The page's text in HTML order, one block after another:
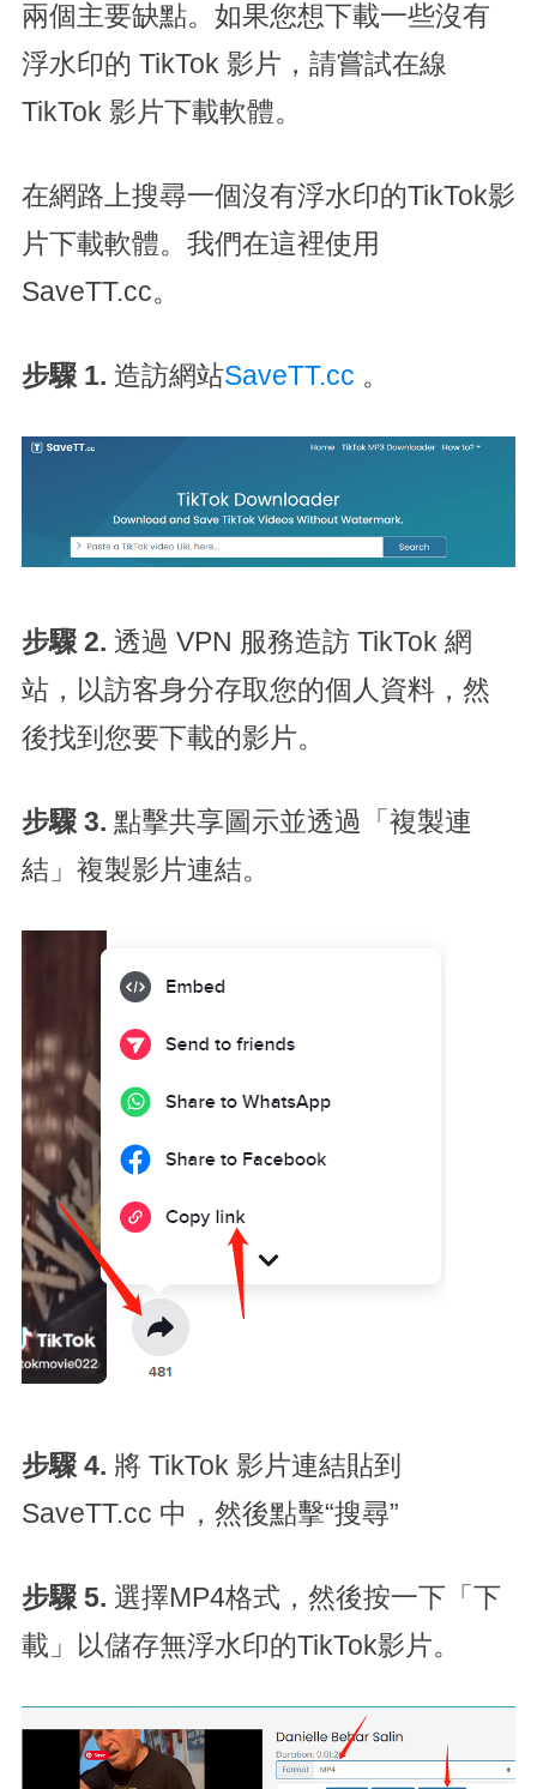
兩個主要缺點。如果您想下載一些沒有
浮水印的 TikTok 影片，請嘗試在線
TikTok 影片下載軟體。
在網路上搜尋一個沒有浮水印的TikTok影
片下載軟體。我們在這裡使用
SaveTT.cc。
步驟 1. 造訪網站SaveTT.cc 。
步驟 2. 透過 VPN 服務造訪 TikTok 網
站，以訪客身分存取您的個人資料，然
後找到您要下載的影片。
步驟 3. 點擊共享圖示並透過「複製連
結」複製影片連結。
步驟 4. 將 TikTok 影片連結貼到
SaveTT.cc 中，然後點擊“搜尋”
步驟 5. 選擇MP4格式，然後按一下「下
載」以儲存無浮水印的TikTok影片。